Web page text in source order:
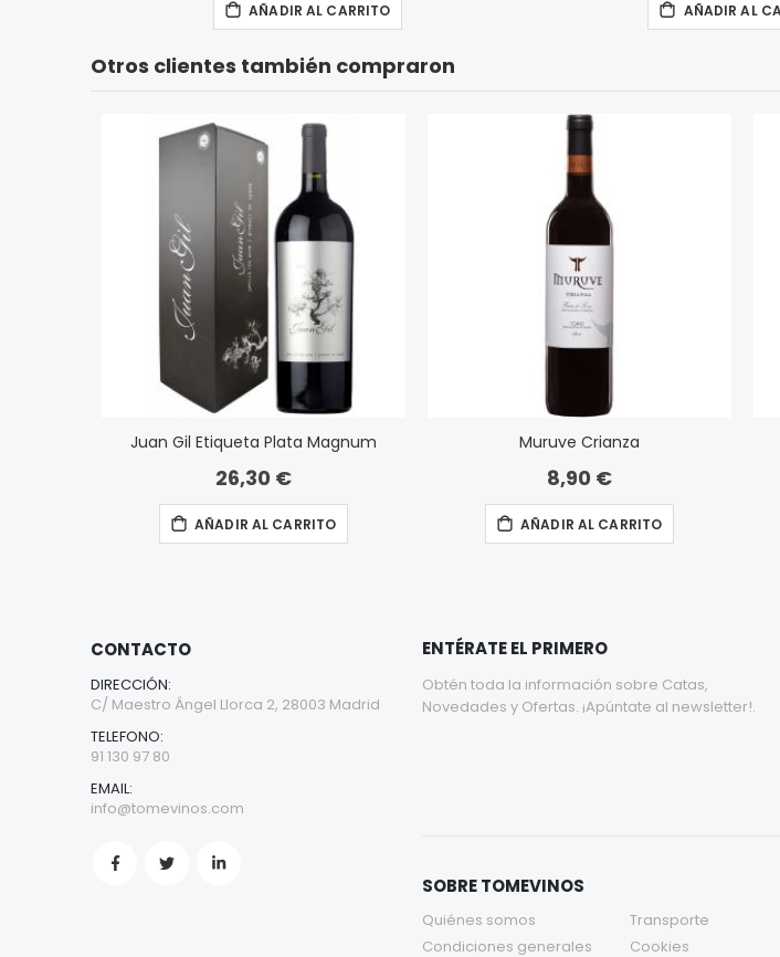
AÑADIR AL CARRITO AÑADIR AL
Otros clientes también compraron
Juan Gil Etiqueta Plata Magnum
26,30 €
AÑADIR AL CARRITO
Muruve Crianza
8,90 €
AÑADIR AL CARRITO
CONTACTO
DIRECCIÓN:
C/ Maestro Ángel Llorca 2, 28003 Madrid
TELEFONO:
91 130 97 80
EMAIL:
info@tomevinos.com
ENTÉRATE EL PRIMERO
Obtén toda la información sobre Catas,
Novedades y Ofertas. ¡Apúntate al newsletter!.
SOBRE TOMEVINOS
Quiénes somos
Condiciones generales
Transporte
Cookies